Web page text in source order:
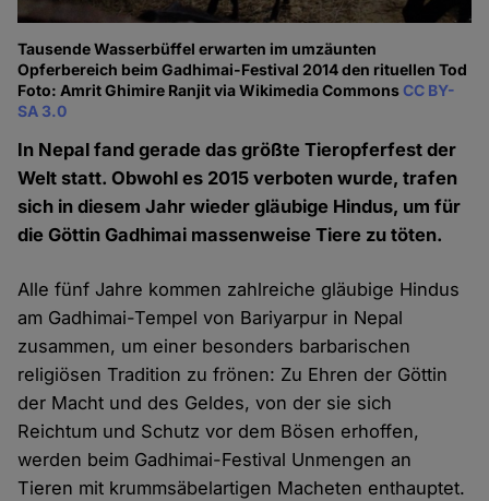
Tausende Wasserbüffel erwarten im umzäunten
Opferbereich beim Gadhimai-Festival 2014 den rituellen Tod
Foto: Amrit Ghimire Ranjit via Wikimedia CommonsCC BY-
SA 3.0
In Nepal fand gerade das größte Tieropferfest der
Welt statt. Obwohl es 2015 verboten wurde, trafen
sich in diesem Jahr wieder gläubige Hindus, um für
die Göttin Gadhimai massenweise Tiere zu töten.
Alle fünf Jahre kommen zahlreiche gläubige Hindus
am Gadhimai-Tempel von Bariyarpur in Nepal
zusammen, um einer besonders barbarischen
religiösen Tradition zu frönen: Zu Ehren der Göttin
der Macht und des Geldes, von der sie sich
Reichtum und Schutz vor dem Bösen erhoffen,
werden beim Gadhimai-Festival Unmengen an
Tieren mit krummsäbelartigen Macheten enthauptet.